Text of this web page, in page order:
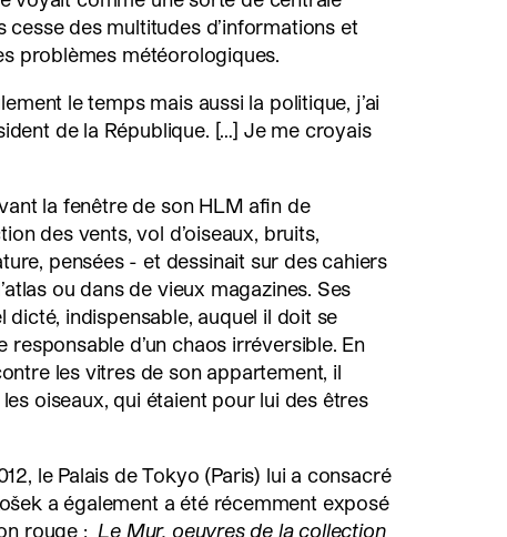
cesse des multitudes d’informations et
problèmes météorologiques.
le temps mais aussi la politique, j’ai
de la République. […] Je me croyais
la fenêtre de son HLM afin de
des vents, vol d’oiseaux, bruits,
pensées - et dessinait sur des cahiers
ou dans de vieux magazines. Ses
dicté, indispensable, auquel il doit se
responsable d’un chaos irréversible. En
les vitres de son appartement, il
oiseaux, qui étaient pour lui des êtres
le Palais de Tokyo (Paris) lui a consacré
a également a été récemment exposé
rouge : Le Mur, oeuvres de la collection